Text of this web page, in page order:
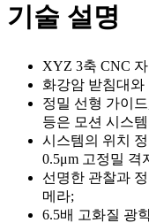
기술 설명
XYZ 3축 CNC
화강암 받침대
정밀 선형 가이
등은 모션 시스
시스템의 위치
0.5μm 고정밀 격
선명한 관찰과
메라;
6.5배 고화질 광